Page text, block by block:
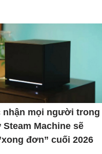
nhận mọi người trong
Steam Machine sẽ
đơn” cuối 2026